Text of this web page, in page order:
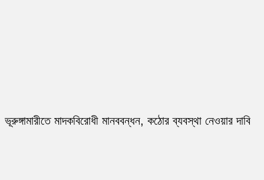
ভূরুঙ্গামারীতে মাদকবিরোধী মানববন্ধন, কঠোর ব্যবস্থা নেওয়ার দাবি